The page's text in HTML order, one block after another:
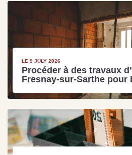
LE 9 JULY 2026
Procéder à des travaux
Fresnay-sur-Sarthe pour